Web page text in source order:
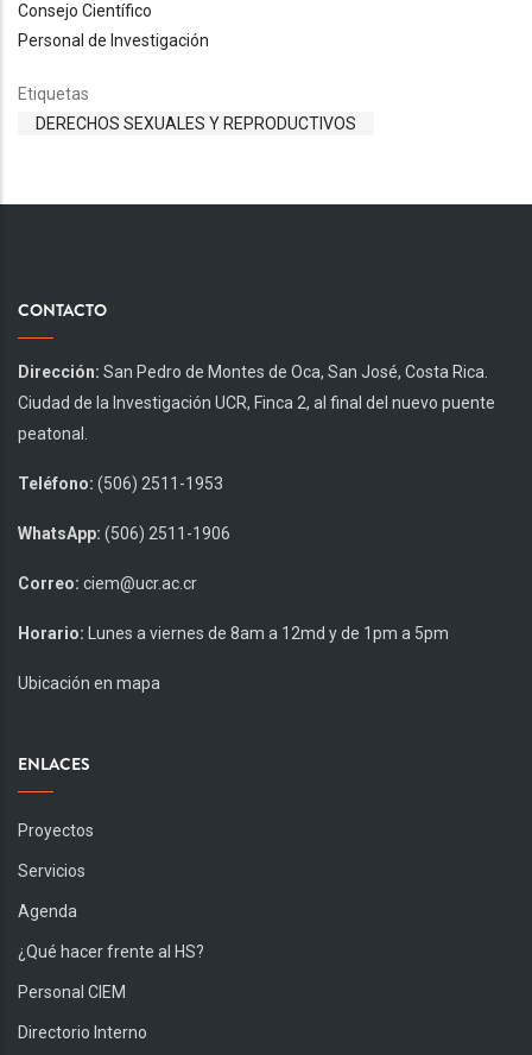
Consejo Científico
Personal de Investigación
Etiquetas
DERECHOS SEXUALES Y REPRODUCTIVOS
CONTACTO
Dirección: San Pedro de Montes de Oca, San José, Costa Rica.
Ciudad de la Investigación UCR, Finca 2, al final del nuevo puente
peatonal.
Teléfono: (506) 2511-1953
WhatsApp: (506) 2511-1906
Correo: ciem@ucr.ac.cr
Horario: Lunes a viernes de 8am a 12md y de 1pm a 5pm
Ubicación en mapa
ENLACES
Proyectos
Servicios
Agenda
¿Qué hacer frente al HS?
Personal CIEM
Directorio Interno